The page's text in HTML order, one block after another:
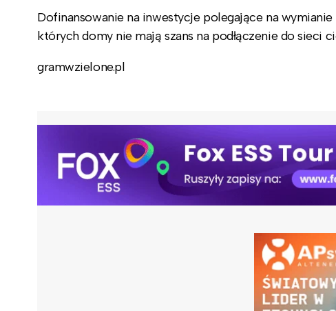
Dofinansowanie na inwestycje polegające na
których domy nie mają szans na podłączenie do sieci
gramwzielone.pl